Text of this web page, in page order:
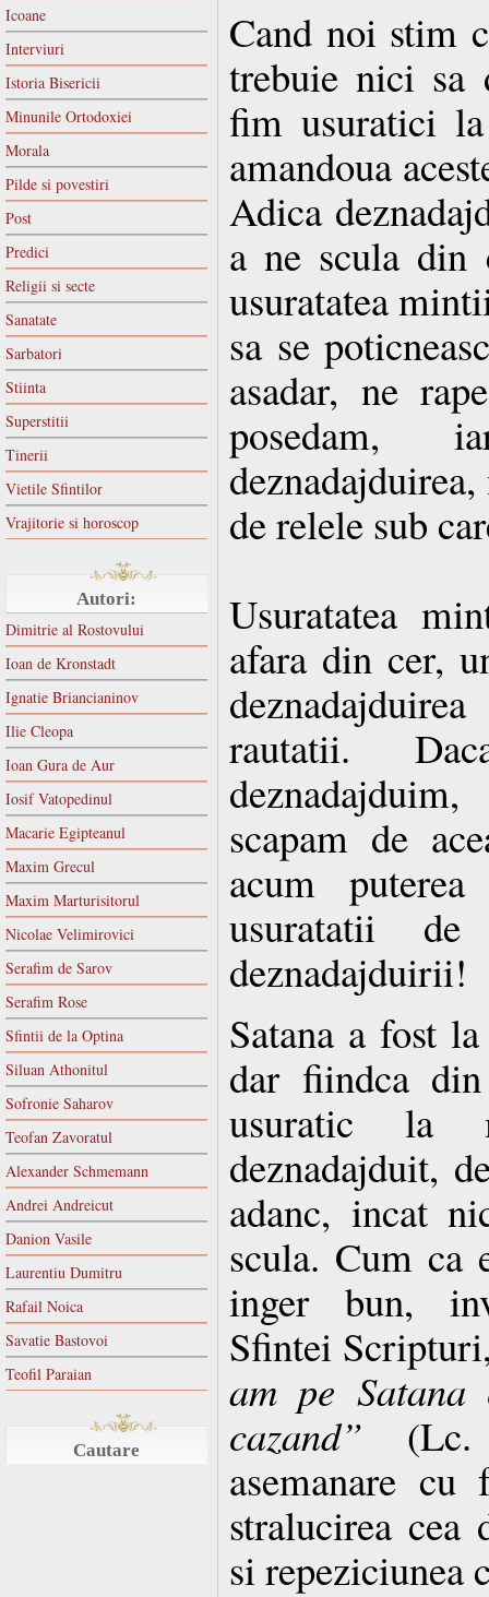
Icoane
Interviuri
Istoria Bisericii
Minunile Ortodoxiei
Morala
Pilde si povestiri
Post
Predici
Religii si secte
Sanatate
Sarbatori
Stiinta
Superstitii
Tinerii
Vietile Sfintilor
Vrajitorie si horoscop
Autori:
Dimitrie al Rostovului
Ioan de Kronstadt
Ignatie Briancianinov
Ilie Cleopa
Ioan Gura de Aur
Iosif Vatopedinul
Macarie Egipteanul
Maxim Grecul
Maxim Marturisitorul
Nicolae Velimirovici
Serafim de Sarov
Serafim Rose
Sfintii de la Optina
Siluan Athonitul
Sofronie Saharov
Teofan Zavoratul
Alexander Schmemann
Andrei Andreicut
Danion Vasile
Laurentiu Dumitru
Rafail Noica
Savatie Bastovoi
Teofil Paraian
Cautare
Cand noi stim
trebuie nici sa
fim usuratici
amandoua
Adica
a ne scula din
usuratatea
sa se
asadar, ne
posedam,
de relele sub
Usuratatea
afara din cer,
rautatii.
scapam de
acum
usuratatii
deznadajduirii!
Satana a fost
dar fiindca
usuratic
deznadajduit,
adanc, incat
scula. Cum ca
inger bun,
Sfintei
am pe
cazand” (Lc.
asemanare
stralucirea cea
si repeziciunea